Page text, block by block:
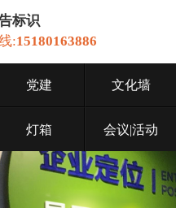
标识
:15180163886
党建 文化墙
灯箱 会议|活动